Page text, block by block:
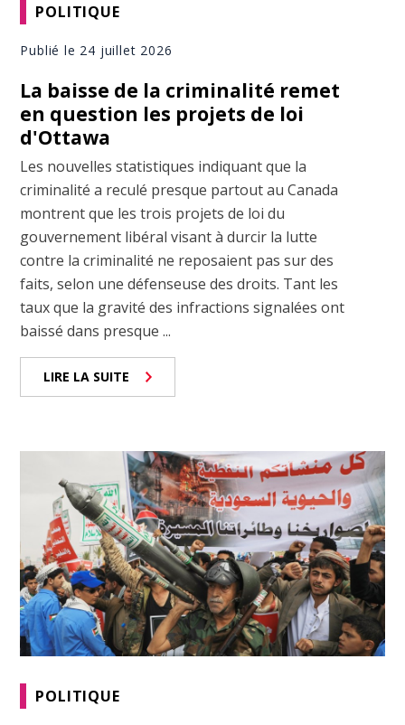
POLITIQUE
Publié le 24 juillet 2026
La baisse de la criminalité remet
en question les projets de loi
d'Ottawa
Les nouvelles statistiques indiquant que la
criminalité a reculé presque partout au Canada
montrent que les trois projets de loi du
gouvernement libéral visant à durcir la lutte
contre la criminalité ne reposaient pas sur des
faits, selon une défenseuse des droits. Tant les
taux que la gravité des infractions signalées ont
baissé dans presque ...
LIRE LA SUITE
POLITIQUE